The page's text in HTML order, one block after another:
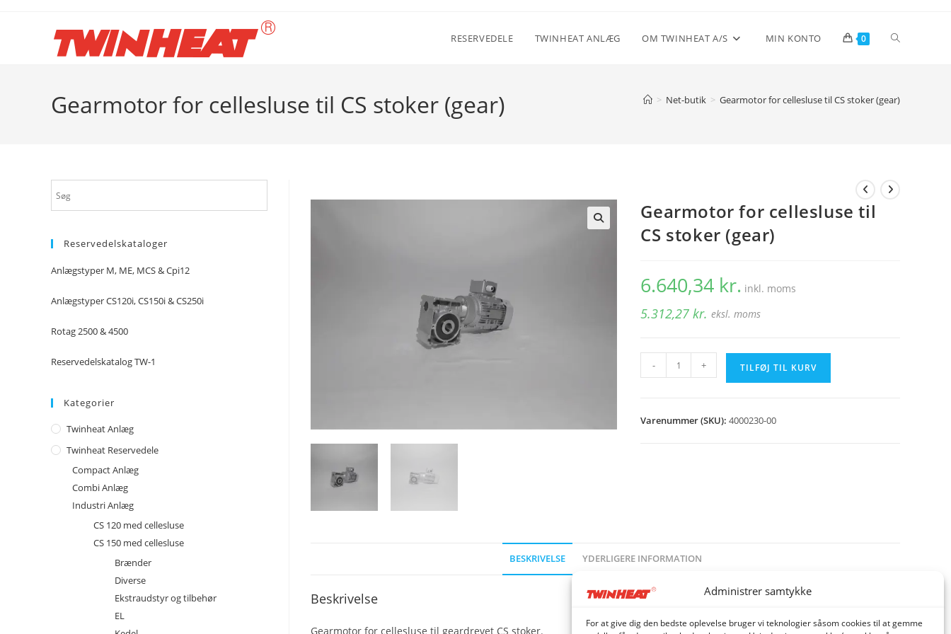
Administrer samtykke
For at give dig den bedste oplevelse bruger vi teknologier såsom cookies til at gemme
RESERVEDELE TWINHEAT ANLÆG OM TWINHEAT A/S MIN KONTO 0 Toggle
Gearmotor for cellesluse til CS stoker (gear) > Net-butik > Gearmotor for cellesluse til CS stoker (gear)
Gearmotor for cellesluse til
CS stoker (gear)
6.640,34 kr. inkl. moms
5.312,27kr. eksl. moms
Gearmotor
for
- + TILFØJ TIL KURV
Varenummer (SKU):4000230-00
BESKRIVELSE YDERLIGERE INFORMATION
Beskrivelse
Gearmotor for cellesluse til geardrevet CS stoker.
Reservedelskataloger
Anlægstyper M, ME, MCS & Cpi12
Anlægstyper CS120i, CS150i & CS250i
Rotag 2500 & 4500
Reservedelskatalog TW-1
Kategorier
Twinheat Anlæg
Twinheat Reservedele
Compact Anlæg
Combi Anlæg
Industri Anlæg
CS 120 med cellesluse
CS 150 med cellesluse
Brænder
Diverse
Ekstraudstyr og tilbehør
EL